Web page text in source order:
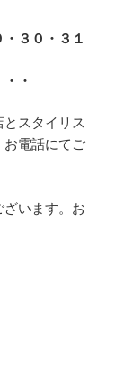
３０・３１
・
スタイリス
お電話にてご
います。お